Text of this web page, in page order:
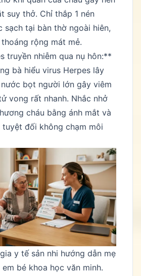
suy thở. Chỉ thắp 1 nén
sạch tại bàn thờ ngoài hiên,
rộng mát mẻ.
truyền nhiễm qua nụ hôn:**
bà hiểu virus Herpes lây
bọt người lớn gây viêm
vong rất nhanh. Nhắc nhở
cháu bằng ánh mắt và
tuyệt đối không chạm môi
y tế sản nhi hướng dẫn mẹ
bé khoa học văn minh.